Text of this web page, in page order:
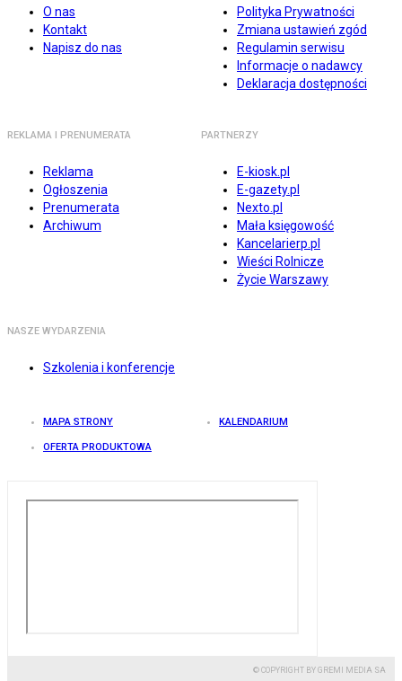
O nas
Kontakt
Napisz do nas
Polityka Prywatności
Zmiana ustawień zgód
Regulamin serwisu
Informacje o nadawcy
Deklaracja dostępności
REKLAMA I PRENUMERATA
Reklama
Ogłoszenia
Prenumerata
Archiwum
PARTNERZY
E-kiosk.pl
E-gazety.pl
Nexto.pl
Mała księgowość
Kancelarierp.pl
Wieści Rolnicze
Życie Warszawy
NASZE WYDARZENIA
Szkolenia i konferencje
MAPA STRONY KALENDARIUM
OFERTA PRODUKTOWA
© COPYRIGHT BY GREMI MEDIA SA